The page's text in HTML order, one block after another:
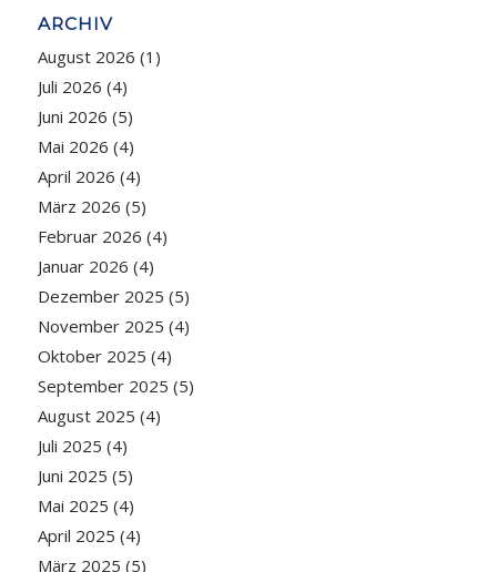
ARCHIV
August 2026 (1)
Juli 2026 (4)
Juni 2026 (5)
Mai 2026 (4)
April 2026 (4)
März 2026 (5)
Februar 2026 (4)
Januar 2026 (4)
Dezember 2025 (5)
November 2025 (4)
Oktober 2025 (4)
September 2025 (5)
August 2025 (4)
Juli 2025 (4)
Juni 2025 (5)
Mai 2025 (4)
April 2025 (4)
März 2025 (5)